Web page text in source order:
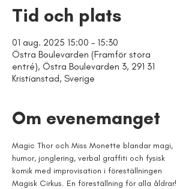
Tid och plats
01 aug. 2025 15:00 – 15:30
Östra Boulevarden (Framför stora
entré), Östra Boulevarden 3, 291 31
Kristianstad, Sverige
Om evenemanget
Magic Thor och Miss Monette blandar magi,
humor, jonglering, verbal graffiti och fysisk
komik med improvisation i föreställningen
Magisk Cirkus. En föreställning för alla åldrar!